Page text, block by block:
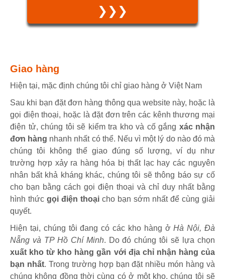
❯❯❯
Giao hàng
Hiện tại, mặc định chúng tôi chỉ giao hàng ở Việt Nam
Sau khi bạn đặt đơn hàng thông qua website này, hoặc là
gọi điện thoại, hoặc là đặt đơn trên các kênh thương mại
điện tử, chúng tôi sẽ kiểm tra kho và cố gắng xác nhận
đơn hàng nhanh nhất có thể. Nếu vì một lý do nào đó mà
chúng tôi không thể giao đúng số lượng, ví dụ như
trường hợp xảy ra hàng hóa bị thất lạc hay các nguyên
nhân bất khả kháng khác, chúng tôi sẽ thông báo sự cố
cho bạn bằng cách gọi điện thoại và chỉ duy nhất bằng
hình thức gọi điện thoại cho bạn sớm nhất để cùng giải
quyết.
Hiện tại, chúng tôi đang có các kho hàng ởHà Nội, Đà
Nẵng và TP Hồ Chí Minh. Do đó chúng tôi sẽ lựa chọn
xuất kho từ kho hàng gần với địa chỉ nhận hàng của
bạn nhất. Trong trường hợp bạn đặt nhiều món hàng và
chúng không đồng thời cùng có ở một kho, chúng tôi sẽ